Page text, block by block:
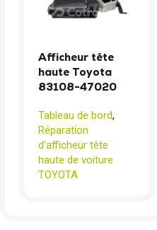
Afficheur tête
haute Toyota
83108-47020
Tableau de bord,
Réparation
d'afficheur tête
haute de voiture
TOYOTA